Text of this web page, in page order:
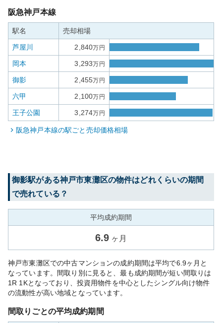
阪急神戸本線
駅名 売却相場
芦屋川 2,840万円
岡本 3,293万円
御影 2,455万円
六甲 2,100万円
王子公園 3,274万円
阪急神戸本線の駅ごと売却価格相場
御影駅がある神戸市東灘区の物件はどれくらいの期間
で売れている？
平均成約期間
6.9 ヶ月
神戸市東灘区での中古マンションの成約期間は平均で6.9ヶ月と
なっています。間取り別に見ると、最も成約期間が短い間取りは
1R 1Kとなっており、投資用物件を中心としたシングル向け物件
の流動性が高い地域となっています。
間取りごとの平均成約期間